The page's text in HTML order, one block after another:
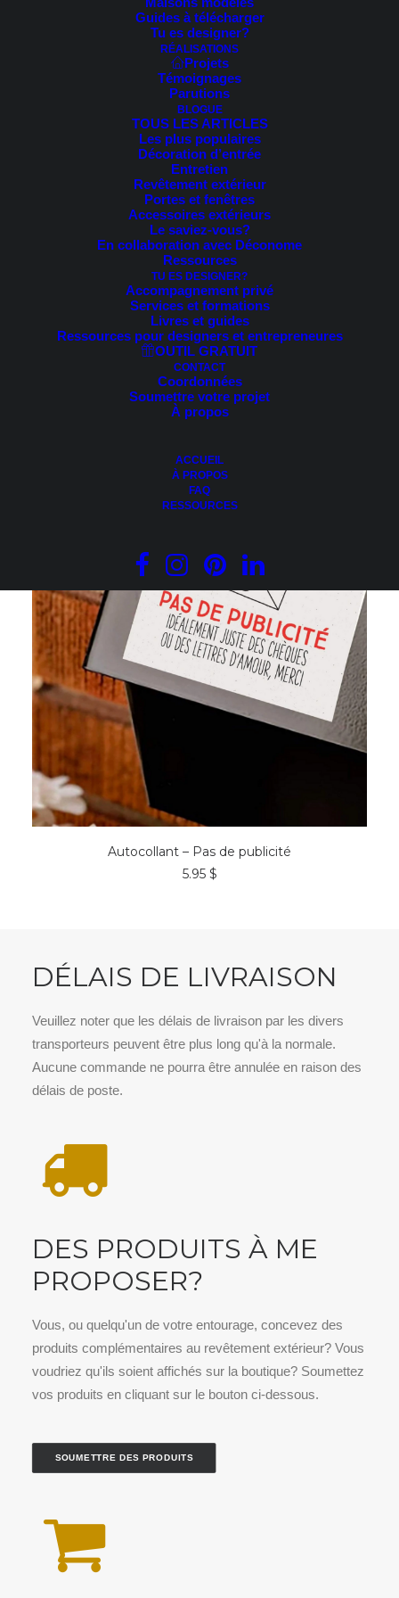
Guides à télécharger
Tu es designer?
RÉALISATIONS
Projets
Témoignages
Parutions
BLOGUE
TOUS LES ARTICLES
Les plus populaires
Décoration d’entrée
Entretien
Revêtement extérieur
Portes et fenêtres
Accessoires extérieurs
Le saviez-vous?
En collaboration avec Déconome
Ressources
TU ES DESIGNER?
Accompagnement privé
Services et formations
Livres et guides
Ressources pour designers et entrepreneures
OUTIL GRATUIT
CONTACT
Coordonnées
Soumettre votre projet
À propos
ACCUEIL
À PROPOS
FAQ
RESSOURCES
2 résultats affichésTrié
11.95$
AJOUTER AU PANIER
Autocollant – Pas de publicité
5.95 $
DÉLAIS DE LIVRAISON
Veuillez noter que les délais de livraison par les divers
transporteurs peuvent être plus long qu'à la normale.
Aucune commande ne pourra être annulée en raison des
délais de poste.
DES PRODUITS À ME
PROPOSER?
Vous, ou quelqu'un de votre entourage, concevez des
produits complémentaires au revêtement extérieur? Vous
voudriez qu'ils soient affichés sur la boutique? Soumettez
vos produits en cliquant sur le bouton ci-dessous.
SOUMETTRE DES PRODUITS